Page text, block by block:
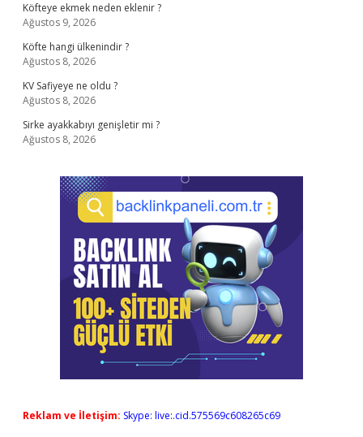
Köfteye ekmek neden eklenir ?
Ağustos 9, 2026
Köfte hangi ülkenindir ?
Ağustos 8, 2026
KV Safiyeye ne oldu ?
Ağustos 8, 2026
Sirke ayakkabıyı genişletir mi ?
Ağustos 8, 2026
Reklam ve İletişim: Skype: live:.cid.575569c608265c69